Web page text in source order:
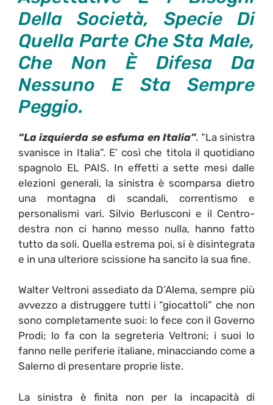
Della Società, Specie Di
Quella Parte Che Sta Male,
Che Non È Difesa Da
Nessuno E Sta Sempre
Peggio.
“La izquierda se esfuma en Italia”. “La sinistra
svanisce in Italia”. E’ così che titola il quotidiano
spagnolo EL PAIS. In effetti a sette mesi dalle
elezioni generali, la sinistra è scomparsa dietro
una montagna di scandali, correntismo e
personalismi vari.Silvio Berlusconi e il Centro-
destra non ci hanno messo nulla, hanno fatto
tutto da soli. Quella estrema poi, si è disintegrata
e in una ulteriore scissione ha sancito la sua fine.
Walter Veltroni assediato da D’Alema, sempre più
avvezzo a distruggere tutti i “giocattoli” che non
sono completamente suoi: lo fece con il Governo
Prodi; lo fa con la segreteria Veltroni; i suoi lo
fanno nelle periferie italiane, minacciando come a
Salerno di presentare proprie liste.
La sinistra è finita non per la incapacità di